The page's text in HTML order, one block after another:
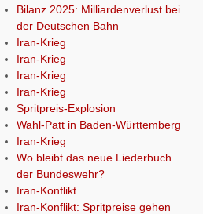
Bilanz 2025: Milliardenverlust bei
der Deutschen Bahn
Iran-Krieg
Iran-Krieg
Iran-Krieg
Iran-Krieg
Spritpreis-Explosion
Wahl-Patt in Baden-Württemberg
Iran-Krieg
Wo bleibt das neue Liederbuch
der Bundeswehr?
Iran-Konflikt
Iran-Konflikt: Spritpreise gehen